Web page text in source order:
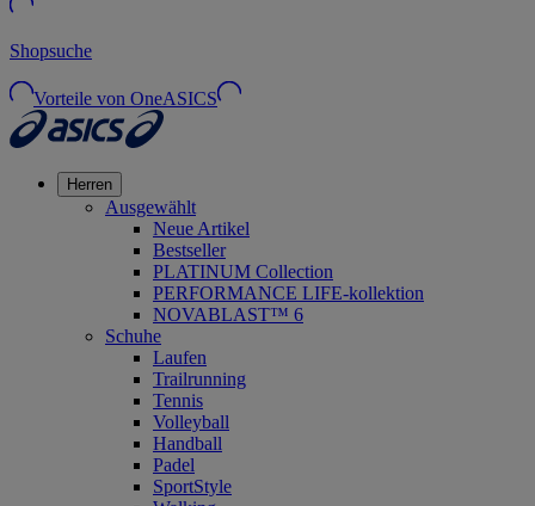
Shopsuche
Vorteile von OneASICS
Herren
Ausgewählt
Neue Artikel
Bestseller
PLATINUM Collection
PERFORMANCE LIFE-kollektion
NOVABLAST™ 6
Schuhe
Laufen
Trailrunning
Tennis
Volleyball
Handball
Padel
SportStyle